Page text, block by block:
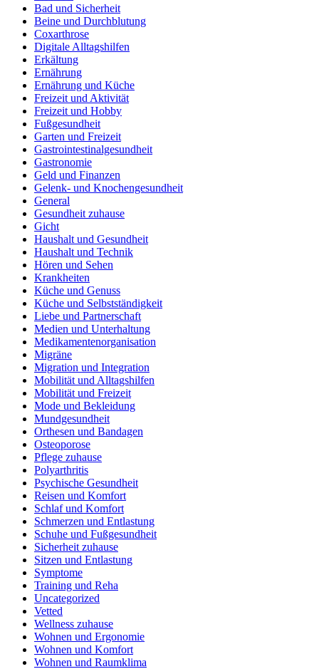
Bad und Sicherheit
Beine und Durchblutung
Coxarthrose
Digitale Alltagshilfen
Erkältung
Ernährung
Ernährung und Küche
Freizeit und Aktivität
Freizeit und Hobby
Fußgesundheit
Garten und Freizeit
Gastrointestinalgesundheit
Gastronomie
Geld und Finanzen
Gelenk- und Knochengesundheit
General
Gesundheit zuhause
Gicht
Haushalt und Gesundheit
Haushalt und Technik
Hören und Sehen
Krankheiten
Küche und Genuss
Küche und Selbstständigkeit
Liebe und Partnerschaft
Medien und Unterhaltung
Medikamentenorganisation
Migräne
Migration und Integration
Mobilität und Alltagshilfen
Mobilität und Freizeit
Mode und Bekleidung
Mundgesundheit
Orthesen und Bandagen
Osteoporose
Pflege zuhause
Polyarthritis
Psychische Gesundheit
Reisen und Komfort
Schlaf und Komfort
Schmerzen und Entlastung
Schuhe und Fußgesundheit
Sicherheit zuhause
Sitzen und Entlastung
Symptome
Training und Reha
Uncategorized
Vetted
Wellness zuhause
Wohnen und Ergonomie
Wohnen und Komfort
Wohnen und Raumklima